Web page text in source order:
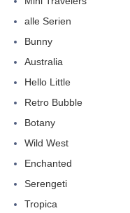
alle Serien
Bunny
Australia
Hello Little
Retro Bubble
Botany
Wild West
Enchanted
Serengeti
Tropica